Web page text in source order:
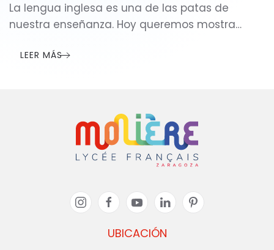
La lengua inglesa es una de las patas de
nuestra enseñanza. Hoy queremos mostra…
LEER MÁS
UBICACIÓN